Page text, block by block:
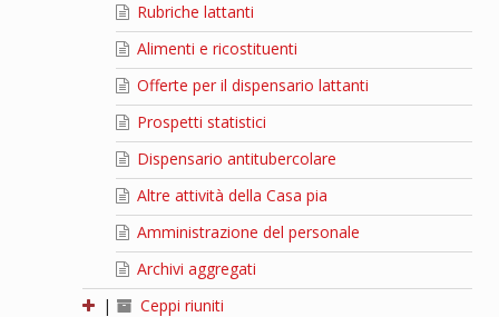
Rubriche lattanti
Alimenti e ricostituenti
Offerte per il dispensario lattanti
Prospetti statistici
Dispensario antitubercolare
Altre attività della Casa pia
Amministrazione del personale
Archivi aggregati
|
Ceppi riuniti